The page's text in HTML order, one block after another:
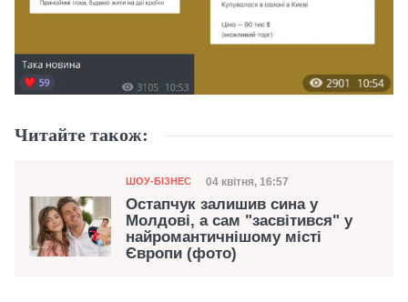
Читайте також:
Категорія
ШОУ-БІЗНЕС Дата публікації
04 квітня, 16:57
Остапчук залишив сина у
Молдові, а сам "засвітився" у
найромантичнішому місті
Європи (фото)